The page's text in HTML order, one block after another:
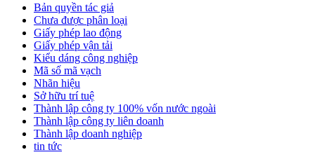
Bản quyền tác giả
Chưa được phân loại
Giấy phép lao động
Giấy phép vận tải
Kiểu dáng công nghiệp
Mã số mã vạch
Nhãn hiệu
Sở hữu trí tuệ
Thành lập công ty 100% vốn nước ngoài
Thành lập công ty liên doanh
Thành lập doanh nghiệp
tin tức